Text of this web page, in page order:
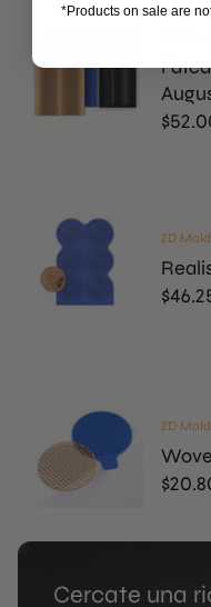
$
2D
$
2D
$
Cercate una
*Products on sale are